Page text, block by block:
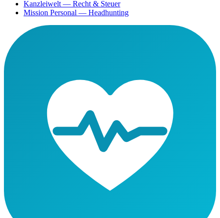
Kanzleiwelt — Recht & Steuer
Mission Personal — Headhunting